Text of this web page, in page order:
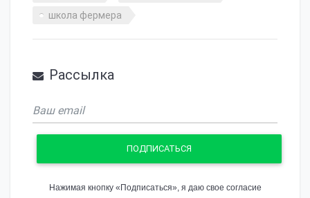
школа фермера
Рассылка
ПОДПИСАТЬСЯ
Нажимая кнопку «Подписаться», я даю свое согласие